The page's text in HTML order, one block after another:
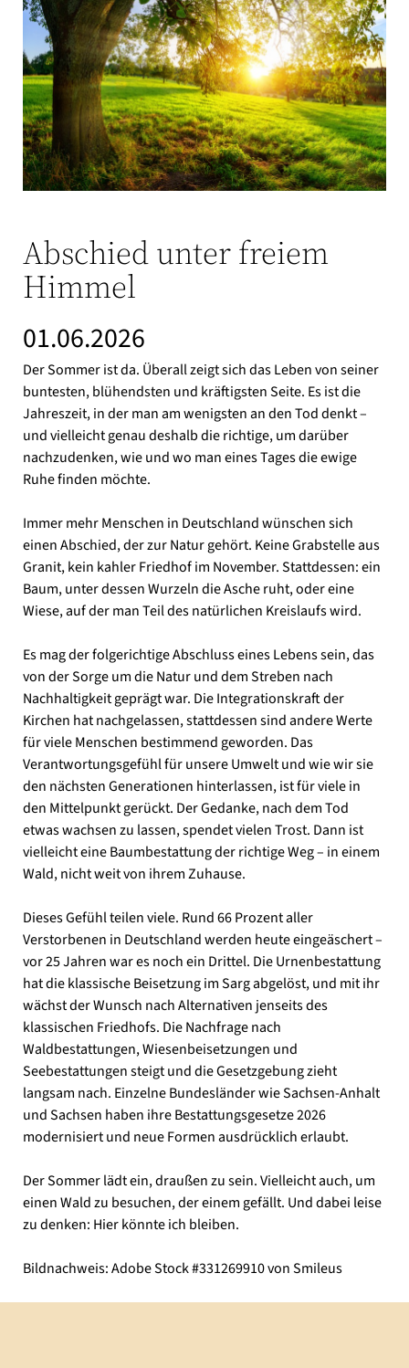
Abschied unter freiem
Himmel
01.06.2026
Der Sommer ist da. Überall zeigt sich das Leben von seiner
buntesten, blühendsten und kräftigsten Seite. Es ist die
Jahreszeit, in der man am wenigsten an den Tod denkt –
und vielleicht genau deshalb die richtige, um darüber
nachzudenken, wie und wo man eines Tages die ewige
Ruhe finden möchte.
Immer mehr Menschen in Deutschland wünschen sich
einen Abschied, der zur Natur gehört. Keine Grabstelle aus
Granit, kein kahler Friedhof im November. Stattdessen: ein
Baum, unter dessen Wurzeln die Asche ruht, oder eine
Wiese, auf der man Teil des natürlichen Kreislaufs wird.
Es mag der folgerichtige Abschluss eines Lebens sein, das
von der Sorge um die Natur und dem Streben nach
Nachhaltigkeit geprägt war. Die Integrationskraft der
Kirchen hat nachgelassen, stattdessen sind andere Werte
für viele Menschen bestimmend geworden. Das
Verantwortungsgefühl für unsere Umwelt und wie wir sie
den nächsten Generationen hinterlassen, ist für viele in
den Mittelpunkt gerückt. Der Gedanke, nach dem Tod
etwas wachsen zu lassen, spendet vielen Trost. Dann ist
vielleicht eine Baumbestattung der richtige Weg – in einem
Wald, nicht weit von ihrem Zuhause.
Dieses Gefühl teilen viele. Rund 66 Prozent aller
Verstorbenen in Deutschland werden heute eingeäschert –
vor 25 Jahren war es noch ein Drittel. Die Urnenbestattung
hat die klassische Beisetzung im Sarg abgelöst, und mit ihr
wächst der Wunsch nach Alternativen jenseits des
klassischen Friedhofs. Die Nachfrage nach
Waldbestattungen, Wiesenbeisetzungen und
Seebestattungen steigt und die Gesetzgebung zieht
langsam nach. Einzelne Bundesländer wie Sachsen-Anhalt
und Sachsen haben ihre Bestattungsgesetze 2026
modernisiert und neue Formen ausdrücklich erlaubt.
Der Sommer lädt ein, draußen zu sein. Vielleicht auch, um
einen Wald zu besuchen, der einem gefällt. Und dabei leise
zu denken: Hier könnte ich bleiben.
Bildnachweis: Adobe Stock #331269910 von Smileus